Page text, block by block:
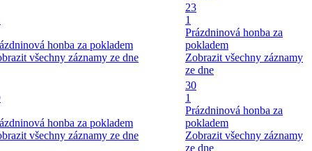
honba za pokladem
všechny záznamy ze dne
23
1
Prázdninová honba za
pokladem
Zobrazit všechny záznamy
ze dne
honba za pokladem
všechny záznamy ze dne
30
1
Prázdninová honba za
pokladem
Zobrazit všechny záznamy
ze dne